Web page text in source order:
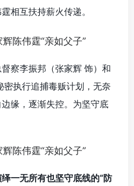
相互扶持薪火传递。
察李振邦（张家辉 饰）和
执行追捕毒贩计划，无奈
缘，逐渐失控。为坚守底
一无所有也坚守底线的“防